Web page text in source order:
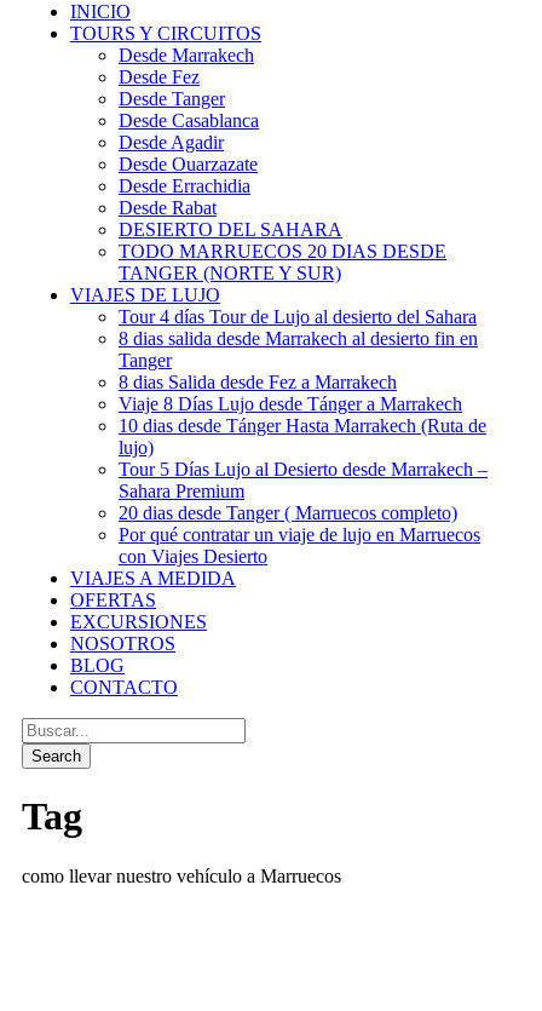
INICIO
TOURS Y CIRCUITOS
Desde Marrakech
Desde Fez
Desde Tanger
Desde Casablanca
Desde Agadir
Desde Ouarzazate
Desde Errachidia
Desde Rabat
DESIERTO DEL SAHARA
TODO MARRUECOS 20 DIAS DESDE
TANGER (NORTE Y SUR)
VIAJES DE LUJO
Tour 4 días Tour de Lujo al desierto del Sahara
8 dias salida desde Marrakech al desierto fin en
Tanger
8 dias Salida desde Fez a Marrakech
Viaje 8 Días Lujo desde Tánger a Marrakech
10 dias desde Tánger Hasta Marrakech (Ruta de
lujo)
Tour 5 Días Lujo al Desierto desde Marrakech –
Sahara Premium
20 dias desde Tanger ( Marruecos completo)
Por qué contratar un viaje de lujo en Marruecos
con Viajes Desierto
VIAJES A MEDIDA
OFERTAS
EXCURSIONES
NOSOTROS
BLOG
CONTACTO
Tag
como llevar nuestro vehículo a Marruecos